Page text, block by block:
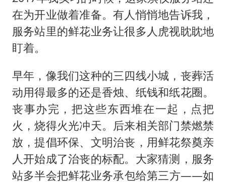
在为开业做着准备。有人悄悄地告诉我，
服务站里的鲜花业务让很多人虎视眈眈地
盯着。
早年，像我们这种的三四线小城，丧葬活
动用得最多的还是香烛、纸钱和纸花圈。
丧事办完，把这些东西堆在一起，点把
火，烧得火光冲天。后来相关部门禁燃禁
放，提倡环保、文明治丧，用鲜花祭奠亲
人开始成了治丧的标配。大家猜测，服务
站多半会把鲜花业务承包给第三方——如